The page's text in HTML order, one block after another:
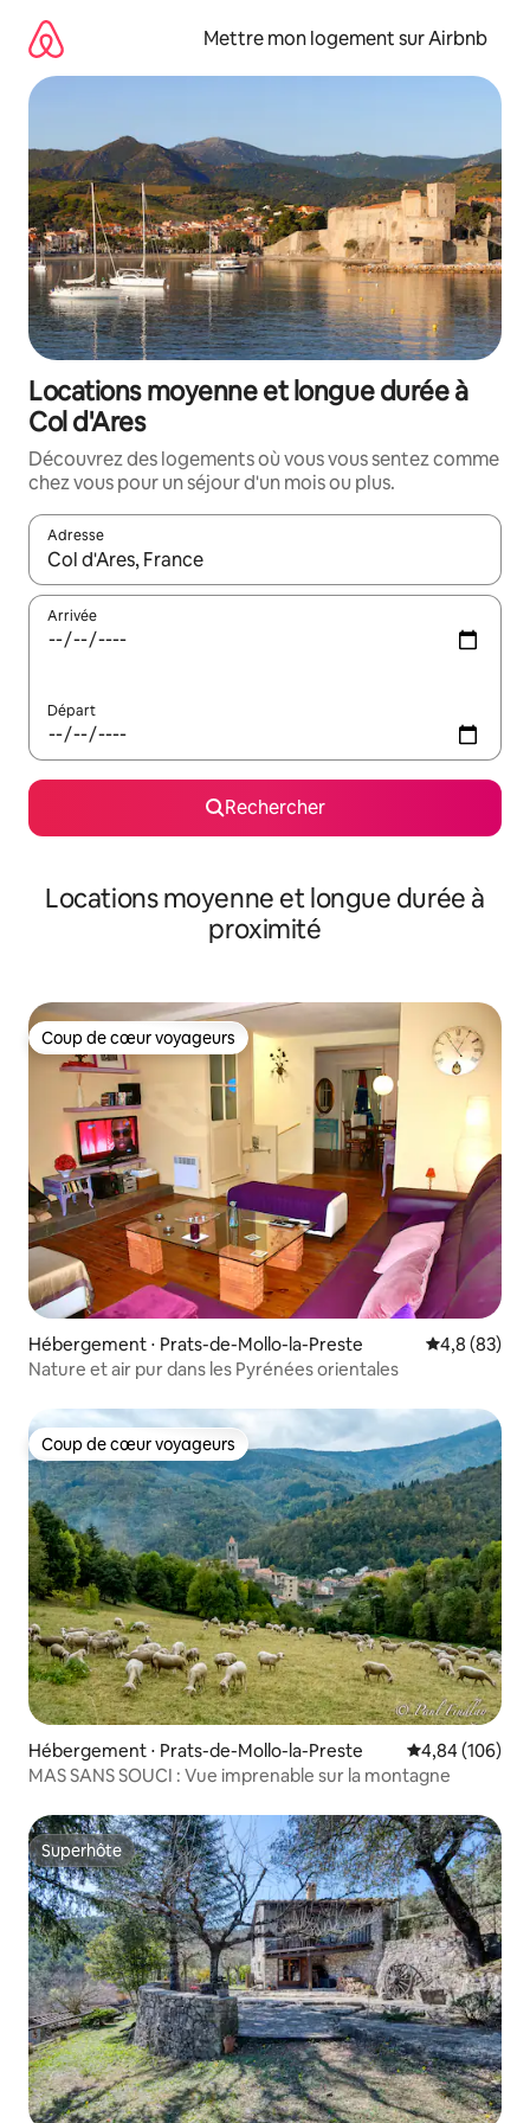
directement
contenu
Mettre mon logement sur Airbnb
Locations moyenne et longue durée à
Col d'Ares
Découvrez des logements où vous vous sentez comme
chez vous pour un séjour d'un mois ou plus.
Adresse
Lorsque les résultats s'affichent, utilisez les flèches vers le
Arrivée
Départ
Rechercher
Locations moyenne et longue durée à
proximité
Coup de cœur voyageurs
Coup de cœur voyageurs
Hébergement ⋅ Prats-de-Mollo-la-Preste Évaluation
4,8 (83)
Nature et air pur dans les Pyrénées orientales
Coup de cœur voyageurs
Coup de cœur voyageurs
Hébergement ⋅ Prats-de-Mollo-la-Preste Évaluation
4,84 (106)
MAS SANS SOUCI : Vue imprenable sur la montagne
Superhôte
Superhôte